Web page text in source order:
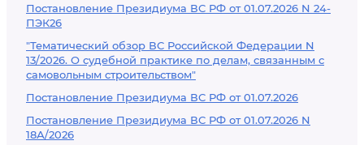
Постановление Президиума ВС РФ от 01.07.2026 N 24-
ПЭК26
"Тематический обзор ВС Российской Федерации N
13/2026. О судебной практике по делам, связанным с
самовольным строительством"
Постановление Президиума ВС РФ от 01.07.2026
Постановление Президиума ВС РФ от 01.07.2026 N
18А/2026